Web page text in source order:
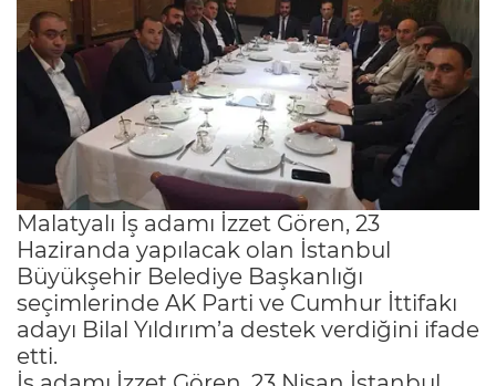
Malatyalı İş adamı İzzet Gören, 23
Haziranda yapılacak olan İstanbul
Büyükşehir Belediye Başkanlığı
seçimlerinde AK Parti ve Cumhur İttifakı
adayı Bilal Yıldırım’a destek verdiğini ifade
etti.